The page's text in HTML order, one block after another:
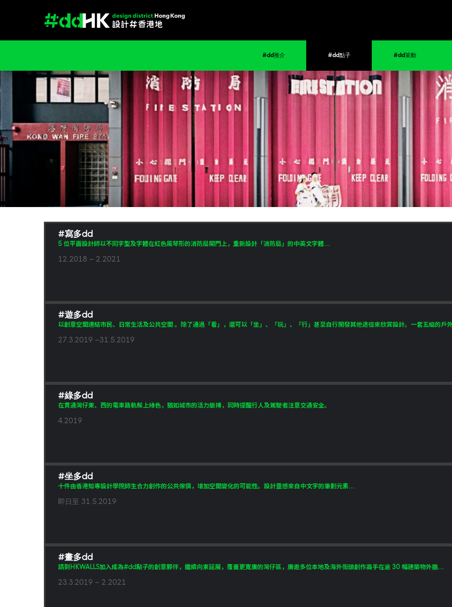
#dd推介 #dd點子 #dd策動
#寫多dd
5 位平面設計師以不同字型及字體在紅色風琴形的消防局閘門上，重新設計「消防局」的中英文字體...
12.2018 – 2.2021
#遊多dd
以創意空間連結市民、日常生活及公共空間 。除了通過「看」，還可以「坐」、「玩」、「行」甚至自行開發其他途徑來欣賞設計。一套五組的
27.3.2019 –31.5.2019
#綠多dd
在貫通灣仔東、西的電車路軌髹上綠色，猶如城市的活力脈搏，同時提醒行人及駕駛者注意交通安全。
4.2019
#坐多dd
十件由香港知專設計學院師生合力創作的公共傢俱，增加空間變化的可能性。設計靈感來自中文字的筆劃元素...
即日至 31.5.2019
#畫多dd
請到HKWALLS加入成為#dd點子的創意夥伴，繼續向東延展，覆蓋更寬廣的灣仔區，廣邀多位本地及海外街頭創作高手在逾 30 幅建築物外牆...
23.3.2019 – 2.2021